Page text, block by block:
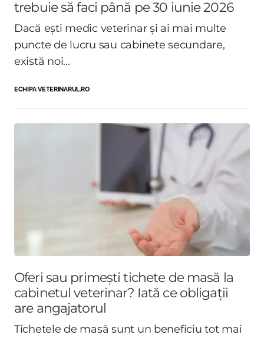
trebuie să faci până pe 30 iunie 2026
Dacă ești medic veterinar și ai mai multe
puncte de lucru sau cabinete secundare,
există noi...
ECHIPA VETERINARUL.RO
Oferi sau primești tichete de masă la
cabinetul veterinar? Iată ce obligații
are angajatorul
Tichetele de masă sunt un beneficiu tot mai